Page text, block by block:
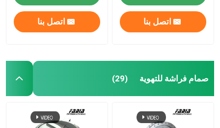
اتصل بنا اتصل بنا
صمام فراشة للتهوية (29)